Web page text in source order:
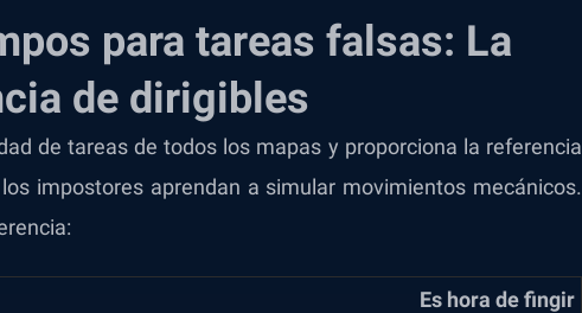
para tareas falsas: La
de dirigibles
de tareas de todos los mapas y proporciona la referencia
impostores aprendan a simular movimientos mecánicos.
Es hora de fingir